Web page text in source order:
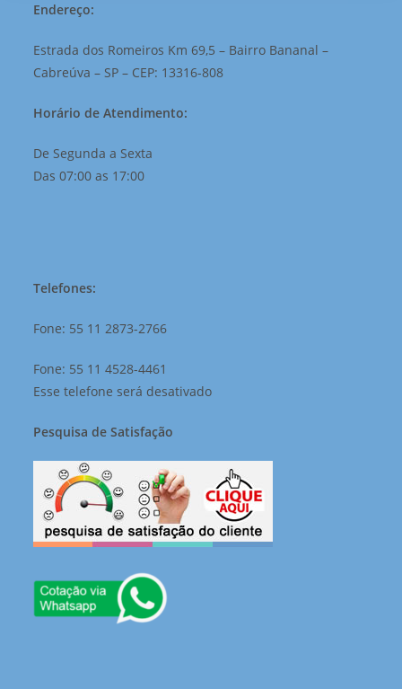
Endereço:
Estrada dos Romeiros Km 69,5 – Bairro Bananal –
Cabreúva – SP – CEP: 13316-808
Horário de Atendimento:
De Segunda a Sexta
Das 07:00 as 17:00
Telefones:
Fone: 55 11 2873-2766
Fone: 55 11 4528-4461
Esse telefone será desativado
Pesquisa de Satisfação